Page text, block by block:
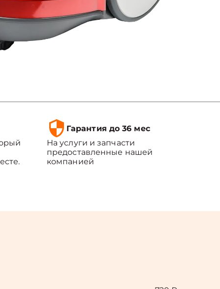
Гарантия до 36 мес
На услуги и запчасти
предоставленные нашей
компанией